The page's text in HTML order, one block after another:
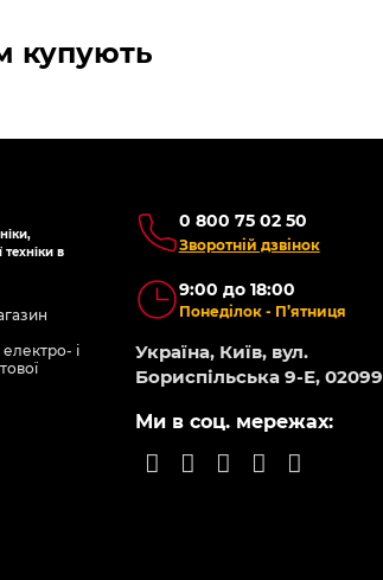
купують
техніки в
і
0 800 75 02 50
Зворотній дзвінок
9:00 до 18:00
Понеділок - П’ятниця
Україна, Київ, вул.
Бориспільська 9-Е, 02099
Ми в соц. мережах: